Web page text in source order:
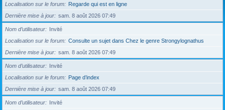
Localisation sur le forum
Regarde qui est en ligne
Dernière mise à jour
sam. 8 août 2026 07:49
Nom d’utilisateur
Invité
Localisation sur le forum
Consulte un sujet dans Chez le genre Strongylognathus
Dernière mise à jour
sam. 8 août 2026 07:49
Nom d’utilisateur
Invité
Localisation sur le forum
Page d’index
Dernière mise à jour
sam. 8 août 2026 07:49
Nom d’utilisateur
Invité